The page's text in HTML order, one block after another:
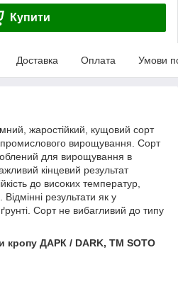
Купити
Доставка Оплата Умови
жаростійкий, кущовий сорт
вирощування. Сорт
для вирощування в
кінцевий результат
до високих температур,
результати як у
Сорт не вибагливий до типу
кропу ДАРК / DARK, ТМ SOTO